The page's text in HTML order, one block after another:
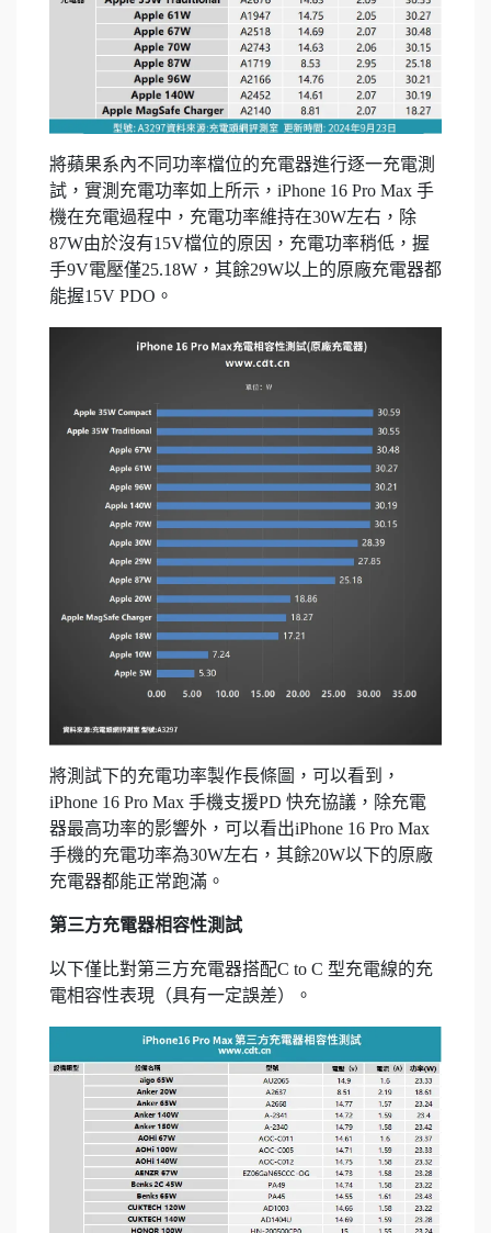
將蘋果系內不同功率檔位的充電器進行逐一充電測
試，實測充電功率如上所示，iPhone 16 Pro Max 手
機在充電過程中，充電功率維持在30W左右，除
87W由於沒有15V檔位的原因，充電功率稍低，握
手9V電壓僅25.18W，其餘29W以上的原廠充電器都
能握15V PDO。
將測試下的充電功率製作長條圖，可以看到，
iPhone 16 Pro Max 手機支援PD 快充協議，除充電
器最高功率的影響外，可以看出iPhone 16 Pro Max
手機的充電功率為30W左右，其餘20W以下的原廠
充電器都能正常跑滿。
第三方充電器相容性測試
以下僅比對第三方充電器搭配C to C 型充電線的充
電相容性表現（具有一定誤差）。